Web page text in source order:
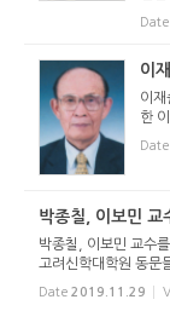
장
직
Date
이
이
한
경
버
Date
박종칠, 이보민 교
박종칠, 이보민 교수
고려신학대학원 동문
겼던 박종칠 교수(교
의학)를 위한 사은회를
Date 2019.11.29